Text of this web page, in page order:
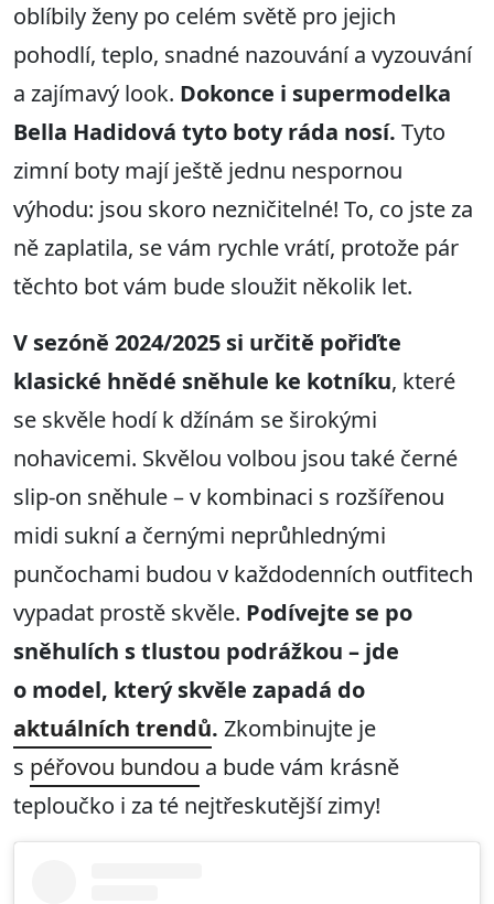
oblíbily ženy po celém světě pro jejich
pohodlí, teplo, snadné nazouvání a vyzouvání
a zajímavý look. Dokonce i supermodelka
Bella Hadidová tyto boty ráda nosí. Tyto
zimní boty mají ještě jednu nespornou
výhodu: jsou skoro nezničitelné! To, co jste za
ně zaplatila, se vám rychle vrátí, protože pár
těchto bot vám bude sloužit několik let.
V sezóně 2024/2025 si určitě pořiďte
klasické hnědé sněhule ke kotníku, které
se skvěle hodí k džínám se širokými
nohavicemi. Skvělou volbou jsou také černé
slip-on sněhule – v kombinaci s rozšířenou
midi sukní a černými neprůhlednými
punčochami budou v každodenních outfitech
vypadat prostě skvěle. Podívejte se po
sněhulích s tlustou podrážkou – jde
o model, který skvěle zapadá do
aktuálních trendů. Zkombinujte je
s péřovou bundou a bude vám krásně
teploučko i za té nejtřeskutější zimy!